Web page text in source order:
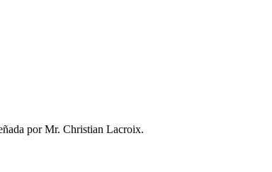
por Mr. Christian Lacroix.